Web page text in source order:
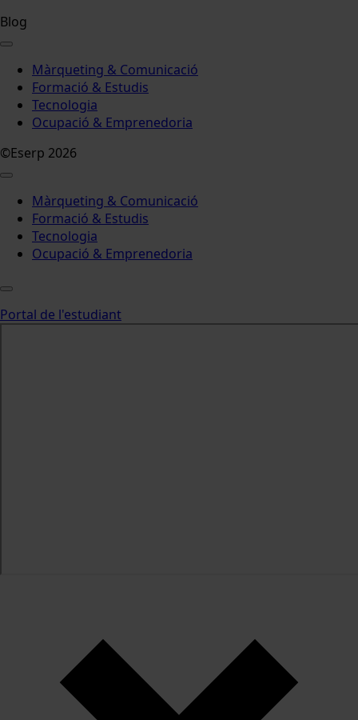
Blog
Màrqueting & Comunicació
Formació & Estudis
Tecnologia
Ocupació & Emprenedoria
©Eserp 2026
Màrqueting & Comunicació
Formació & Estudis
Tecnologia
Ocupació & Emprenedoria
Portal de l'estudiant